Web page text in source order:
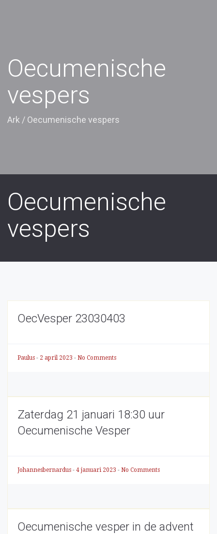
Oecumenische
vespers
Ark / Oecumenische vespers
Oecumenische
vespers
OecVesper 23030403
Paulus - 2 april 2023 - No Comments
Zaterdag 21 januari 18:30 uur
Oecumenische Vesper
Johannesbernardus - 4 januari 2023 - No Comments
Oecumenische vesper in de advent